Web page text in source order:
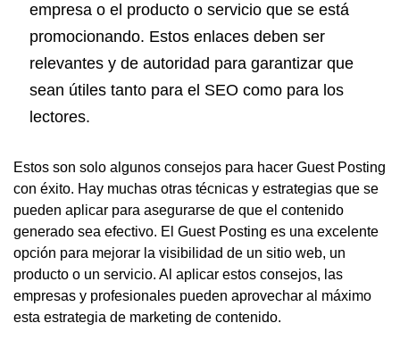
empresa o el producto o servicio que se está
promocionando. Estos enlaces deben ser
relevantes y de autoridad para garantizar que
sean útiles tanto para el SEO como para los
lectores.
Estos son solo algunos consejos para hacer Guest Posting
con éxito. Hay muchas otras técnicas y estrategias que se
pueden aplicar para asegurarse de que el contenido
generado sea efectivo. El Guest Posting es una excelente
opción para mejorar la visibilidad de un sitio web, un
producto o un servicio. Al aplicar estos consejos, las
empresas y profesionales pueden aprovechar al máximo
esta estrategia de marketing de contenido.